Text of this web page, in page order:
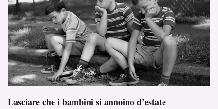
Lasciare che i bambini si annoino d’estate